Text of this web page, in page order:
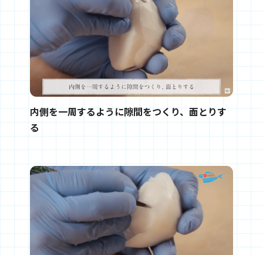
内側を一周するように隙間をつくり、面とりす
る